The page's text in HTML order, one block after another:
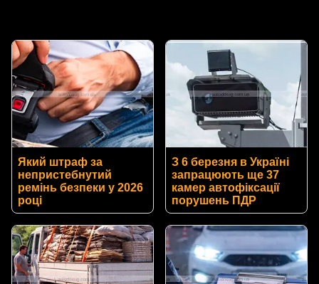
Який штраф за
непристебнутий
ремінь безпеки у 2026
році
З 6 березня в Україні
запрацюють ще 37
камер автофіксації
порушень ПДР